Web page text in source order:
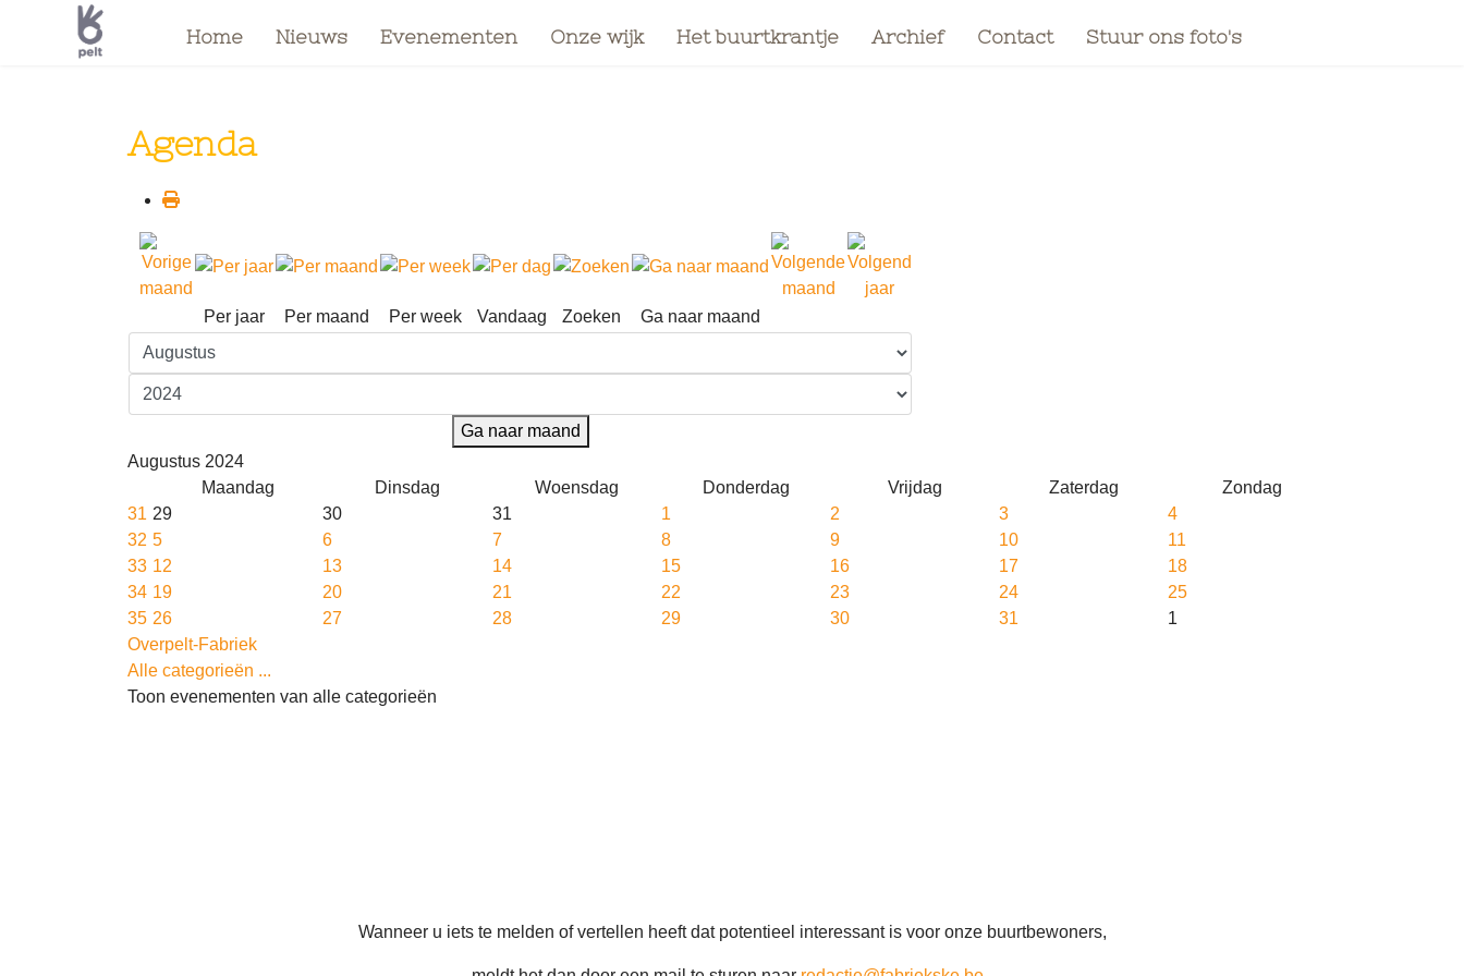
Home Nieuws Evenementen Onze wijk Het buurtkrantje Archief Contact Stuur ons foto's
Agenda
Per jaar Per maand Per week Vandaag Zoeken Ga naar maand
Ga naar maand
Augustus 2024
Maandag
Dinsdag Woensdag Donderdag Vrijdag Zaterdag
Zondag
31 29 30 31 1 2 3
4
32 5 6 7 8 9 10
11
33 12 13 14 15 16 17
18
34 19 20 21 22 23 24
25
35 26 27 28 29 30 31
1
Overpelt-Fabriek
Alle categorieën ...
Toon evenementen van alle categorieën
Wanneer u iets te melden of vertellen heeft dat potentieel interessant is voor onze buurtbewoners,